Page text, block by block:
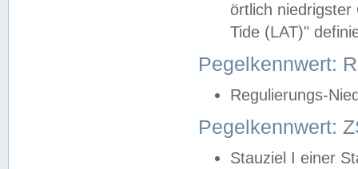
örtlich
Tide (LAT)"
Pegelkennwert:
Regulierungs-
Pegelkennwert:
Stauziel I einer